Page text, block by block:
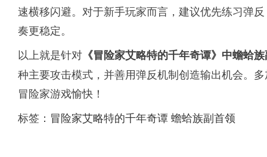
速横移闪避。对于新手玩家而言，建议优先练习弹
奏更稳定。
以上就是针对 《冒险家艾略特的千年奇谭》中蟾蛤
种主要攻击模式，并善用弹反机制创造输出机会。
冒险家游戏愉快！
标签： 冒险家艾略特的千年奇谭蟾蛤族副首领